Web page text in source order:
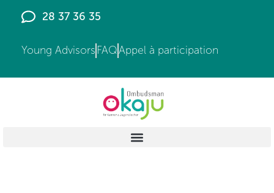
principal
28 37 36 35
Young Advisors FAQAppel à participation